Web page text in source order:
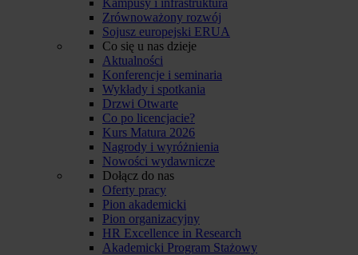
Zrównoważony rozwój
Sojusz europejski ERUA
Co się u nas dzieje
Aktualności
Konferencje i seminaria
Wykłady i spotkania
Drzwi Otwarte
Co po licencjacie?
Kurs Matura 2026
Nagrody i wyróżnienia
Nowości wydawnicze
Dołącz do nas
Oferty pracy
Pion akademicki
Pion organizacyjny
HR Excellence in Research
Akademicki Program Stażowy